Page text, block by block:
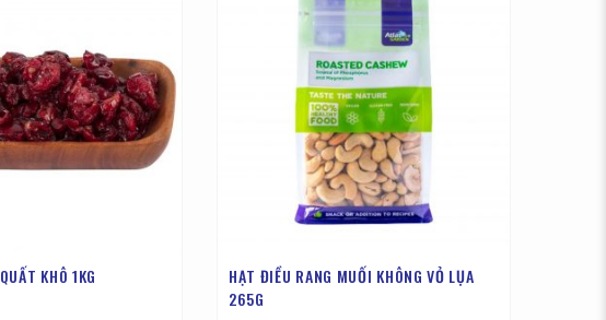
KHÔ 1KG
HẠT ĐIỀU RANG MUỐI KHÔNG VỎ LỤA
265G